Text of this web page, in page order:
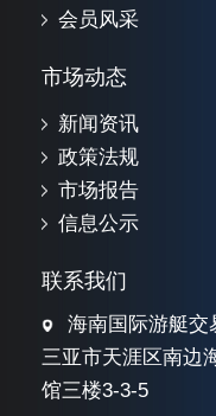
会员风采
市场动态
新闻资讯
政策法规
市场报告
信息公示
联系我们
海南国际游艇交
三亚市天涯区南边
馆三楼3-3-5